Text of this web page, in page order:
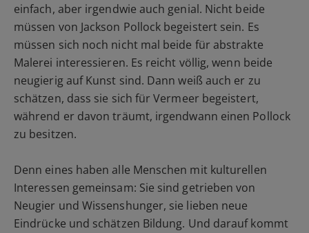
einfach, aber irgendwie auch genial. Nicht beide
müssen von Jackson Pollock begeistert sein. Es
müssen sich noch nicht mal beide für abstrakte
Malerei interessieren. Es reicht völlig, wenn beide
neugierig auf Kunst sind. Dann weiß auch er zu
schätzen, dass sie sich für Vermeer begeistert,
während er davon träumt, irgendwann einen Pollock
zu besitzen.
Denn eines haben alle Menschen mit kulturellen
Interessen gemeinsam: Sie sind getrieben von
Neugier und Wissenshunger, sie lieben neue
Eindrücke und schätzen Bildung. Und darauf kommt